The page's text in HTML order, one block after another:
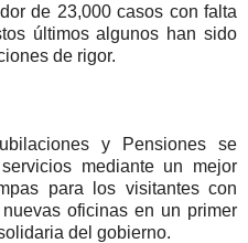
de 23,000 casos con falta
últimos algunos han sido
de rigor.
y Pensiones se
mediante un mejor
para los visitantes con
oficinas en un primer
del gobierno.